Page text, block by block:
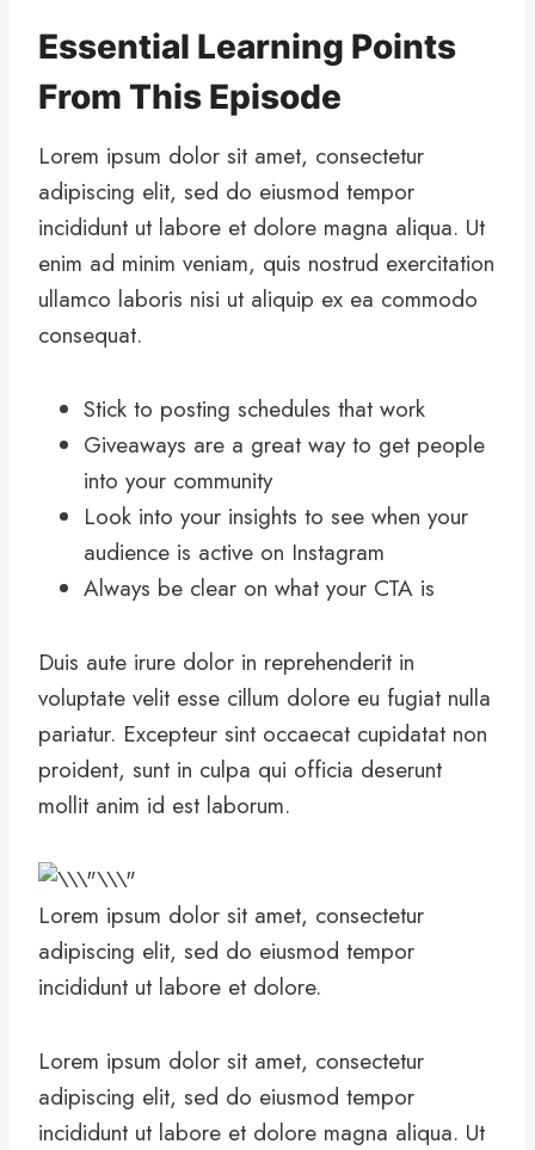
Essential Learning Points
From This Episode
Lorem ipsum dolor sit amet, consectetur
adipiscing elit, sed do eiusmod tempor
incididunt ut labore et dolore magna aliqua. Ut
enim ad minim veniam, quis nostrud exercitation
ullamco laboris nisi ut aliquip ex ea commodo
consequat.
Stick to posting schedules that work
Giveaways are a great way to get people
into your community
Look into your insights to see when your
audience is active on Instagram
Always be clear on what your CTA is
Duis aute irure dolor in reprehenderit in
voluptate velit esse cillum dolore eu fugiat nulla
pariatur. Excepteur sint occaecat cupidatat non
proident, sunt in culpa qui officia deserunt
mollit anim id est laborum.
Lorem ipsum dolor sit amet, consectetur
adipiscing elit, sed do eiusmod tempor
incididunt ut labore et dolore.
Lorem ipsum dolor sit amet, consectetur
adipiscing elit, sed do eiusmod tempor
incididunt ut labore et dolore magna aliqua. Ut